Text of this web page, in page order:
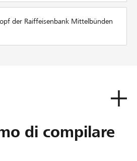
der Raiffeisenbank Mittelbünden
di compilare